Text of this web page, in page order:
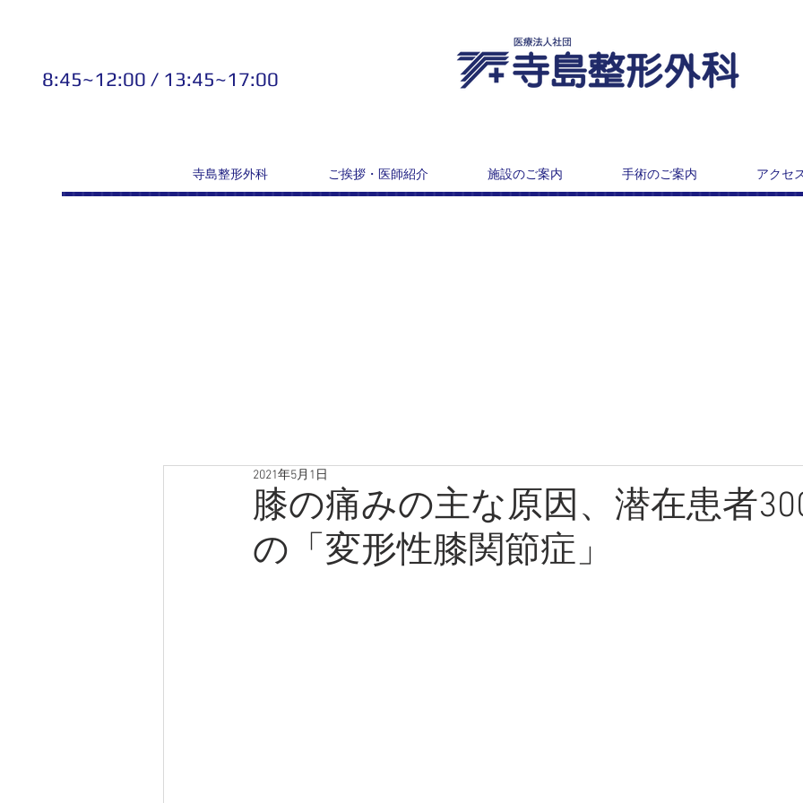
8:45~12:00 / 13:45~17:00
寺島整形外科 ご挨拶・医師紹介 施設のご案内 手術のご案内 アクセ
膝の痛みの主な原因、潜在患者
の「変形性膝関節症」
2021年5月1日